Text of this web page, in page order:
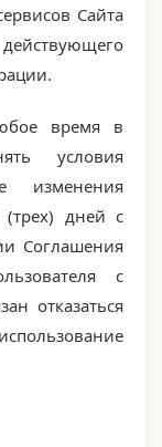
Сайта
время в
условия
изменения
дней с
Соглашения
с
отказаться